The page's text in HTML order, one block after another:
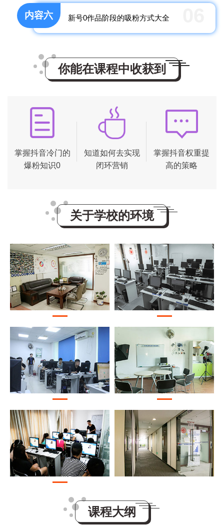
内容六 新号0作品阶段的吸粉方式大全
你能在课程中收获到
掌握抖音冷门的
爆粉知识0
知道如何去实现
闭环营销
掌握抖音权重提
高的策略
关于学校的环境
课程大纲